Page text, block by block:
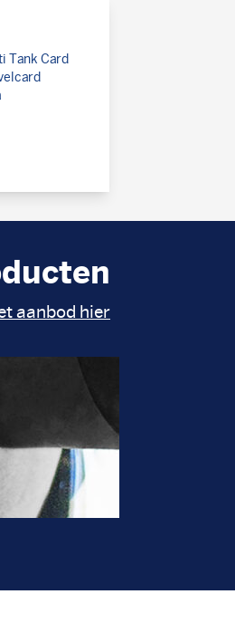
Tank Card
aanbod hier